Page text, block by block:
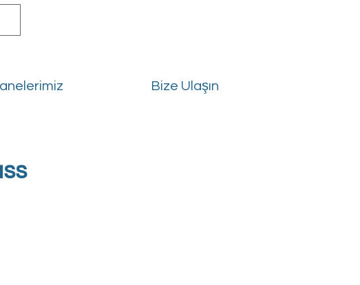
Bize Ulaşın